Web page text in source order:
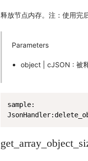
释放节点内存。注：使用完
Parameters
object | cJSON : 被
sample: